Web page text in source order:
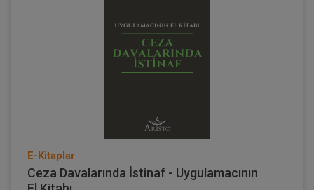
E-Kitaplar
Ceza Davalarında İstinaf - Uygulamacının